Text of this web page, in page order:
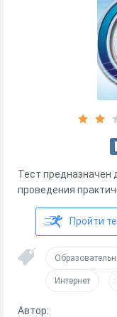
Тест предназначен
проведения
Пройти
Интернет
Автор: